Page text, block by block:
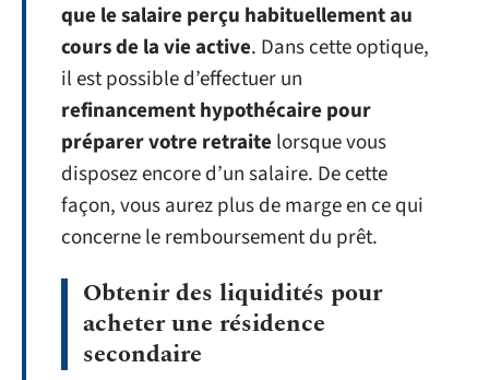
que le salaire perçu habituellement au
cours de la vie active. Dans cette optique,
il est possible d’effectuer un
refinancement hypothécaire pour
préparer votre retraite lorsque vous
disposez encore d’un salaire. De cette
façon, vous aurez plus de marge en ce qui
concerne le remboursement du prêt.
Obtenir des liquidités pour
acheter une résidence
secondaire